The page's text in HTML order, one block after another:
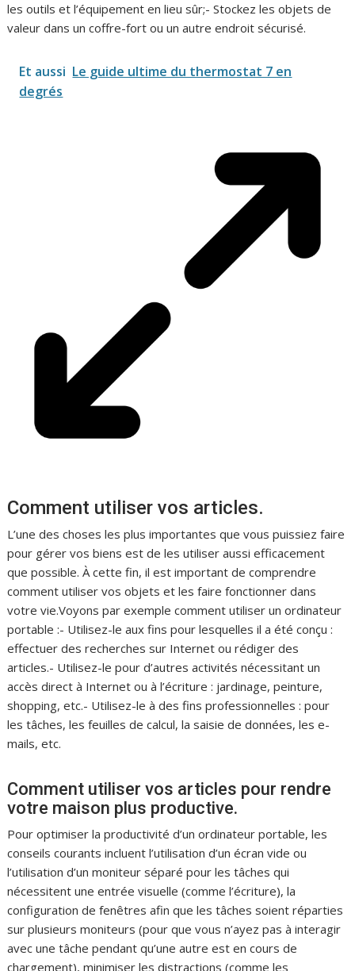
les outils et l’équipement en lieu sûr;- Stockez les objets de
valeur dans un coffre-fort ou un autre endroit sécurisé.
Et aussi Le guide ultime du thermostat 7 en
degrés
Comment utiliser vos articles.
L’une des choses les plus importantes que vous puissiez faire
pour gérer vos biens est de les utiliser aussi efficacement
que possible. À cette fin, il est important de comprendre
comment utiliser vos objets et les faire fonctionner dans
votre vie.Voyons par exemple comment utiliser un ordinateur
portable :- Utilisez-le aux fins pour lesquelles il a été conçu :
effectuer des recherches sur Internet ou rédiger des
articles.- Utilisez-le pour d’autres activités nécessitant un
accès direct à Internet ou à l’écriture : jardinage, peinture,
shopping, etc.- Utilisez-le à des fins professionnelles : pour
les tâches, les feuilles de calcul, la saisie de données, les e-
mails, etc.
Comment utiliser vos articles pour rendre
votre maison plus productive.
Pour optimiser la productivité d’un ordinateur portable, les
conseils courants incluent l’utilisation d’un écran vide ou
l’utilisation d’un moniteur séparé pour les tâches qui
nécessitent une entrée visuelle (comme l’écriture), la
configuration de fenêtres afin que les tâches soient réparties
sur plusieurs moniteurs (pour que vous n’ayez pas à interagir
avec une tâche pendant qu’une autre est en cours de
chargement), minimiser les distractions (comme les